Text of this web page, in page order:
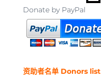
Donate by PayPal
资助者名单 Donors list